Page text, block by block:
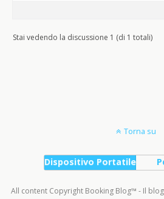
Stai vedendo la discussione 1 (di 1 totali)
Torna su
Dispositivo Portatile
All content Copyright Booking Blog™ - Il